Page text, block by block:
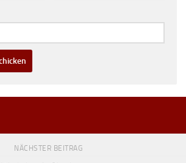
NÄCHSTER BEITRAG